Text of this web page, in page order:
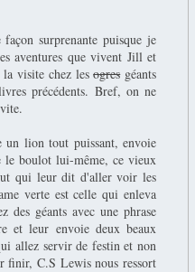
surprenante puisque je
aventures que vivent Jill et
la visite chez lesogresgéants
précédents. Bref, on ne
un lion tout puissant, envoie
le boulot lui-même, ce vieux
qui leur dit d'aller voir les
verte est celle qui enleva
géants avec une phrase
et leur envoie deux beaux
allez servir de festin et non
finir, C.S Lewis nous ressort